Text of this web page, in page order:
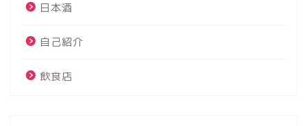
日本酒
自己紹介
飲食店